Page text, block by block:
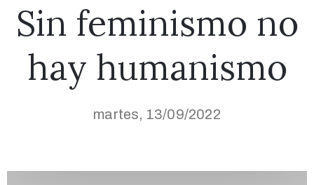
Sin feminismo no
hay humanismo
martes, 13/09/2022